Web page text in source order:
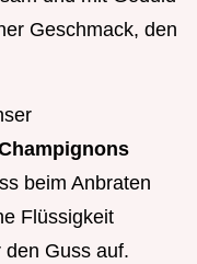
Geschmack, den
beim Anbraten
Flüssigkeit
Guss auf.